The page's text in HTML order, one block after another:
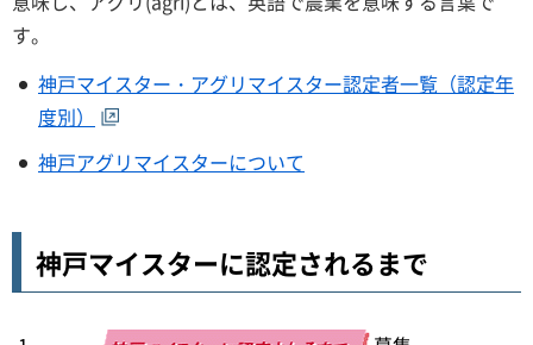
す。
神戸マイスター・アグリマイスター認定者一覧（認定年
度別）
神戸アグリマイスターについて
神戸マイスターに認定されるまで